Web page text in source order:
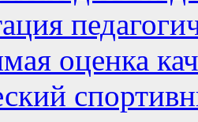
оценка